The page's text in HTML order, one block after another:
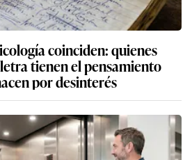
coinciden: quienes
tienen el pensamiento
por desinterés